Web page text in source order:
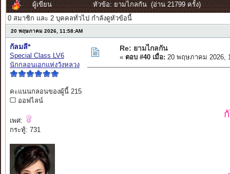
ผู้เขียน
หัวข้อ: ยามไกลกัน (อ่าน 21799 ครั้ง)
0 สมาชิก และ 2 บุคคลทั่วไป กำลังดูหัวข้อนี้
20 พฤษภาคม 2026, 11:58:AM
กัลมลี*
Special Class LV6
นักกลอนเอกแห่งวังหลวง
คะแนนกลอนของผู้นี้ 215
ออฟไลน์
เพศ:
กระทู้: 731
Re: ยามไกลกัน
« ตอบ #40 เมื่อ: 20 พฤษภาคม 2026,